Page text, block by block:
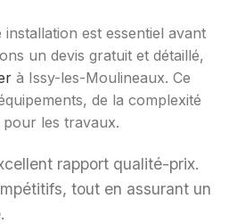
est essentiel avant
un devis gratuit et détaillé,
à Issy-les-Moulineaux. Ce
de la complexité
les travaux.
rapport qualité-prix.
tout en assurant un